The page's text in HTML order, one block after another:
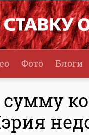
Фото Блоги